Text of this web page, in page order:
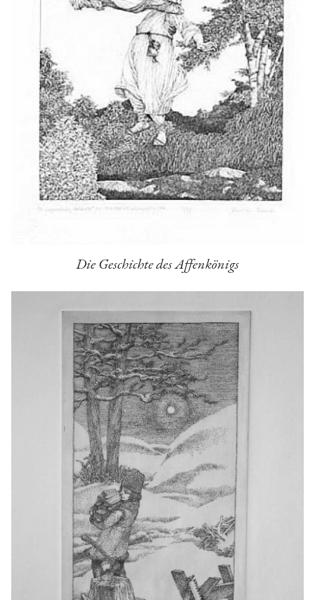
Die Geschichte des Affenkönigs